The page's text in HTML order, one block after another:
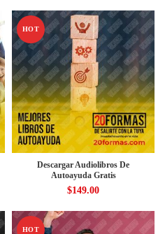
HOT
Descargar Audiolibros De
Autoayuda Gratis
$149.00
HOT